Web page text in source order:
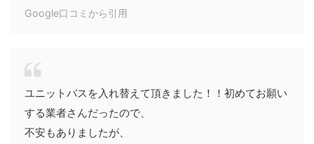
Google口コミから引用
ユニットバスを入れ替えて頂きました！！初めてお願い
する業者さんだったので、
不安もありましたが、